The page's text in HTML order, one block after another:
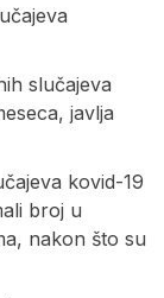
slučajeva
javlja
kovid-19
broj u
nakon što su